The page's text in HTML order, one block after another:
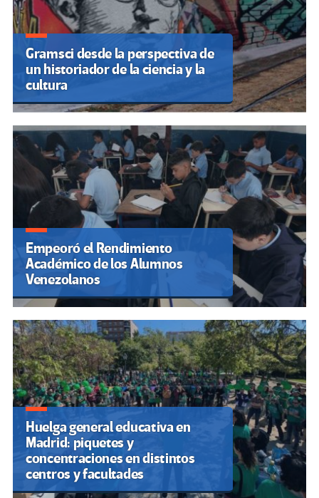
Gramsci desde la perspectiva de
un historiador de la ciencia y la
cultura
Empeoró el Rendimiento
Académico de los Alumnos
Venezolanos
Huelga general educativa en
Madrid: piquetes y
concentraciones en distintos
centros y facultades